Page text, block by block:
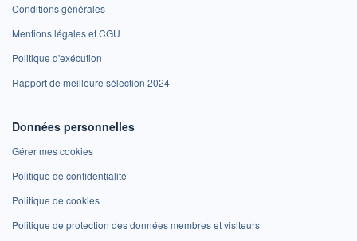
Conditions générales
Mentions légales et CGU
Politique d'exécution
Rapport de meilleure sélection 2024
Données personnelles
Gérer mes cookies
Politique de confidentialité
Politique de cookies
Politique de protection des données membres et visiteurs